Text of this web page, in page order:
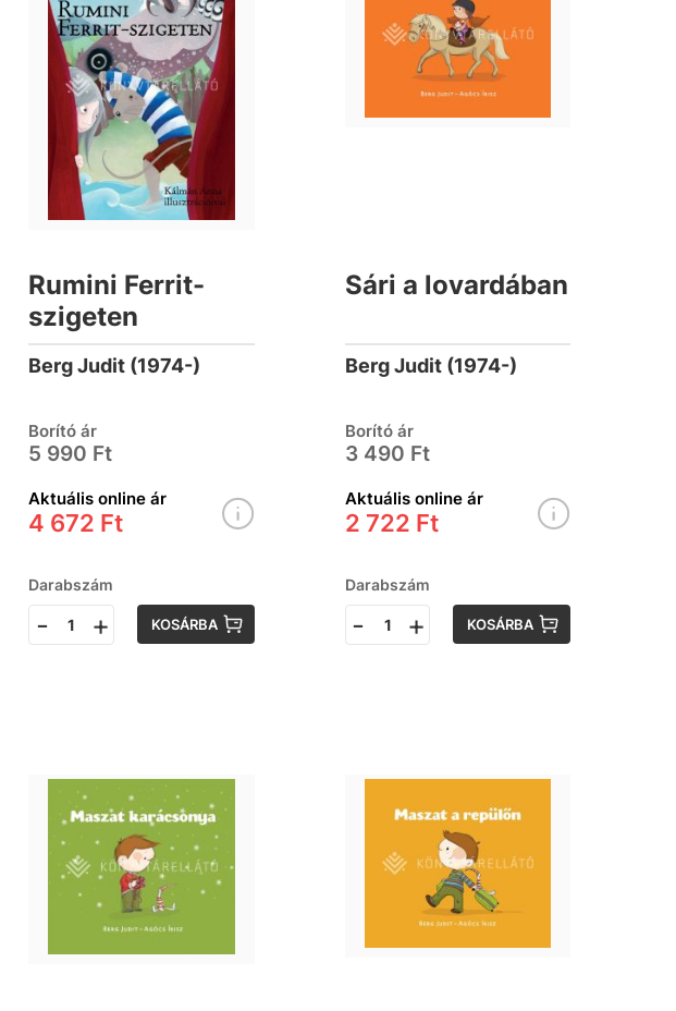
Rumini Ferrit-
szigeten
Berg Judit (1974-)
Borító ár
5 990 Ft
Aktuális online ár
4 672 Ft
Darabszám
- + KOSÁRBA
Sári a lovardában
Berg Judit (1974-)
Borító ár
3 490 Ft
Aktuális online ár
2 722 Ft
Darabszám
- + KOSÁRBA